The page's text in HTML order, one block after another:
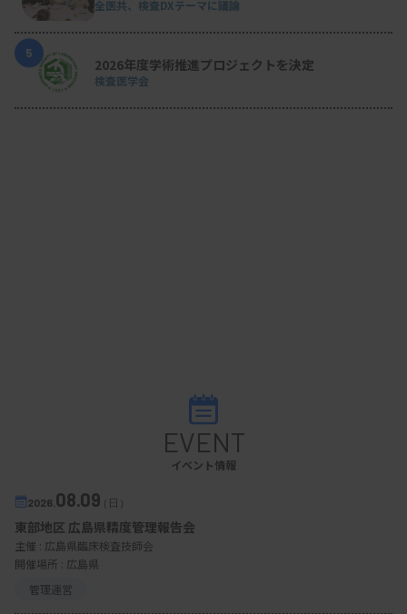
全医共、検査DXテーマに議論
5
2026年度学術推進プロジェクトを決定
検査医学会
EVENT
イベント情報
2026. 08.09（日）
東部地区 広島県精度管理報告会
主催 : 広島県臨床検査技師会
開催場所 : 広島県
管理運営